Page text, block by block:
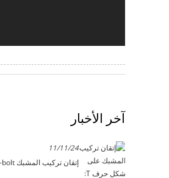
آخر الأخبار
11/11/24
إتقان تركيب المشبك T-bolt: الجوهر...